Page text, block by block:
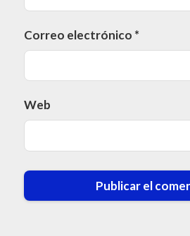
Correo electrónico *
Web